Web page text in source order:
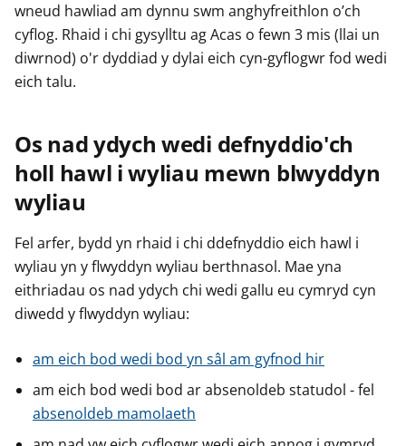
wneud hawliad am dynnu swm anghyfreithlon o’ch
cyflog. Rhaid i chi gysylltu ag Acas o fewn 3 mis (llai un
diwrnod) o'r dyddiad y dylai eich cyn-gyflogwr fod wedi
eich talu.
Os nad ydych wedi defnyddio'ch
holl hawl i wyliau mewn blwyddyn
wyliau
Fel arfer, bydd yn rhaid i chi ddefnyddio eich hawl i
wyliau yn y flwyddyn wyliau berthnasol. Mae yna
eithriadau os nad ydych chi wedi gallu eu cymryd cyn
diwedd y flwyddyn wyliau:
am eich bod wedi bod yn sâl am gyfnod hir
am eich bod wedi bod ar absenoldeb statudol - fel
absenoldeb mamolaeth